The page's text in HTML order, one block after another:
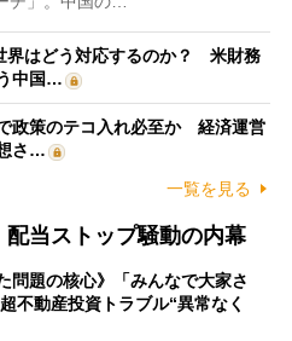
界はどう対応するのか？ 米財務
中国…
政策のテコ入れ必至か 経済運営
さ…
一覧を見る
配当ストップ騒動の内幕
問題の核心》「みんなで大家さ
不動産投資トラブル“異常なく